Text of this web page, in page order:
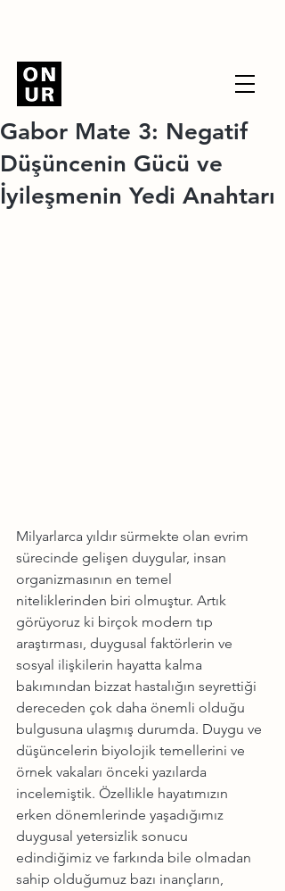
Gabor Mate 3: Negatif
Düşüncenin Gücü ve
İyileşmenin Yedi Anahtarı
Milyarlarca yıldır sürmekte olan evrim
sürecinde gelişen duygular, insan
organizmasının en temel
niteliklerinden biri olmuştur. Artık
görüyoruz ki birçok modern tıp
araştırması, duygusal faktörlerin ve
sosyal ilişkilerin hayatta kalma
bakımından bizzat hastalığın seyrettiği
dereceden çok daha önemli olduğu
bulgusuna ulaşmış durumda. Duygu ve
düşüncelerin biyolojik temellerini ve
örnek vakaları önceki yazılarda
incelemiştik. Özellikle hayatımızın
erken dönemlerinde yaşadığımız
duygusal yetersizlik sonucu
edindiğimiz ve farkında bile olmadan
sahip olduğumuz bazı inançların,